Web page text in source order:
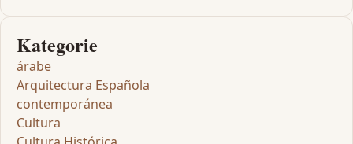
Kategorie
árabe
Arquitectura Española
contemporánea
Cultura